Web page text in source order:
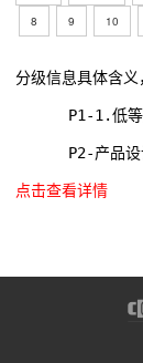
8
9 10
分级信息具体含义
P1-1.低等
P2-产品设
点击查看详情